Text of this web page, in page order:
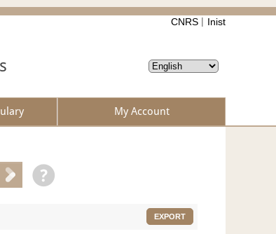
CNRS Inist
My Account
EXPORT